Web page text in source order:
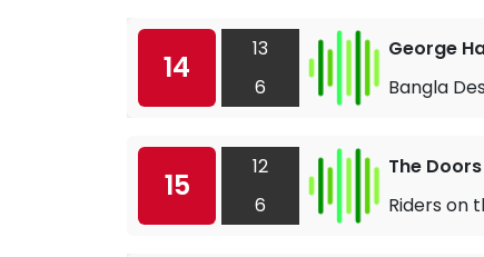
14
13
6
George
Bangla
15
12
6
The Doors
Riders on